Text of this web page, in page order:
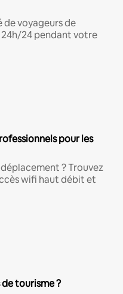
de voyageurs de
24 pendant votre
pour les
? Trouvez
wifi haut débit et
tourisme ?